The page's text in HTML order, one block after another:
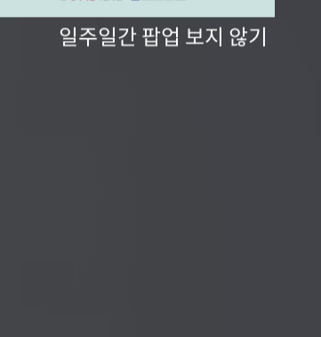
일주일간 팝업 보지 않기